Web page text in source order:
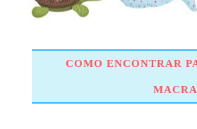
COMO ENCONTRAR